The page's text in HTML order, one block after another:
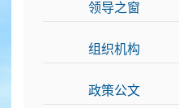
领导之窗
组织机构
政策公文